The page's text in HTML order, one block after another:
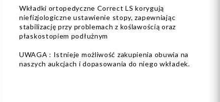
Wkładki ortopedyczne Correct LS korygują
niefizjologiczne ustawienie stopy, zapewniając
stabilizację przy problemach z koślawością oraz
płaskostopiem podłużnym
UWAGA : Istnieje możliwość zakupienia obuwia na
naszych aukcjach i dopasowania do niego wkładek.